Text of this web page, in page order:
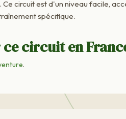
. Ce circuit est d'un niveau facile,
spécifique.
ce circuit en
.